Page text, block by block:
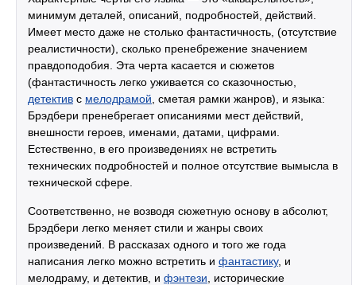
минимум деталей, описаний, подробностей, действий.
Имеет место даже не столько фантастичность, (отсутствие
реалистичности), сколько пренебрежение значением
правдоподобия. Эта черта касается и сюжетов
(фантастичность легко уживается со сказочностью,
детектив с мелодрамой , сметая рамки жанров), и языка:
Брэдбери пренебрегает описаниями мест действий,
внешности героев, именами, датами, цифрами.
Естественно, в его произведениях не встретить
технических подробностей и полное отсутствие вымысла в
технической сфере.
Соответственно, не возводя сюжетную основу в абсолют,
Брэдбери легко меняет стили и жанры своих
произведений. В рассказах одного и того же года
написания легко можно встретить и фантастику, и
мелодраму, и детектив, и фэнтези , исторические